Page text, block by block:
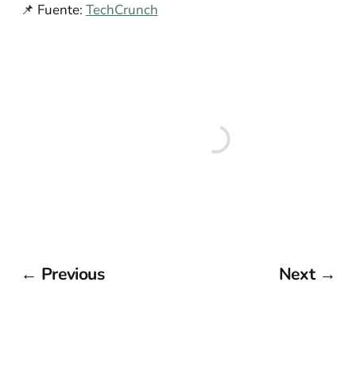
📌 Fuente: TechCrunch
← Previous Next →